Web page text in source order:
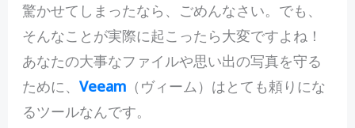
驚かせてしまったなら、ごめんなさい。でも、
そんなことが実際に起こったら大変ですよね！
あなたの大事なファイルや思い出の写真を守る
ために、 Veeam（ヴィーム）はとても頼りにな
るツールなんです。